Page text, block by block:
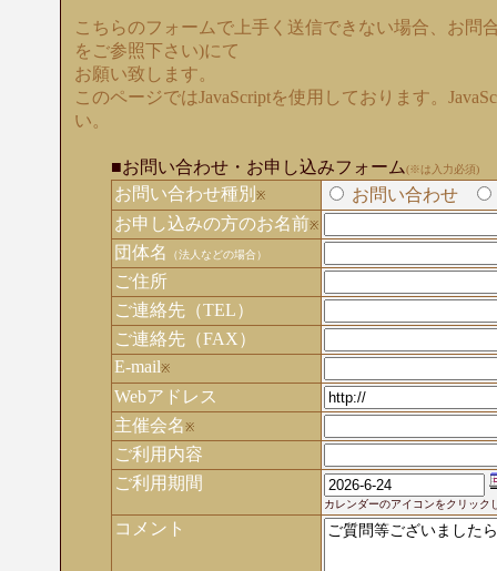
こちらのフォームで上手く送信できない場合、お問
をご参照下さい)にて
お願い致します。
このページではJavaScriptを使用しております。
い。
■お問い合わせ・お申し込みフォーム(※は入力必須)
お問い合わせ種別 ※ お問い合わせ
お申し込みの方のお名前※
団体名 （法人などの場合）
ご住所
ご連絡先（TEL）
ご連絡先（FAX）
E-mail※
Webアドレス
主催会名※
ご利用内容
ご利用期間
カレンダーのアイコンをクリック
コメント